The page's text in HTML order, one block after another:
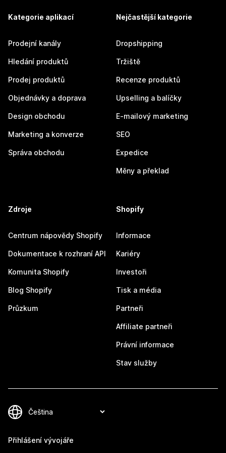
Kategorie aplikací
Prodejní kanály
Hledání produktů
Prodej produktů
Objednávky a doprava
Design obchodu
Marketing a konverze
Správa obchodu
Nejčastější kategorie
Dropshipping
Tržiště
Recenze produktů
Upselling a balíčky
E-mailový marketing
SEO
Expedice
Měny a překlad
Zdroje
Centrum nápovědy Shopify
Dokumentace k rozhraní API
Komunita Shopify
Blog Shopify
Průzkum
Shopify
Informace
Kariéry
Investoři
Tisk a média
Partneři
Affiliate partneři
Právní informace
Stav služby
Přihlášení vývojáře